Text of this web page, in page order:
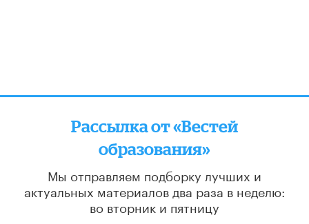
Рассылка от «Вестей
образования»
Мы отправляем подборку лучших и
актуальных материалов два раза в неделю:
во вторник и пятницу